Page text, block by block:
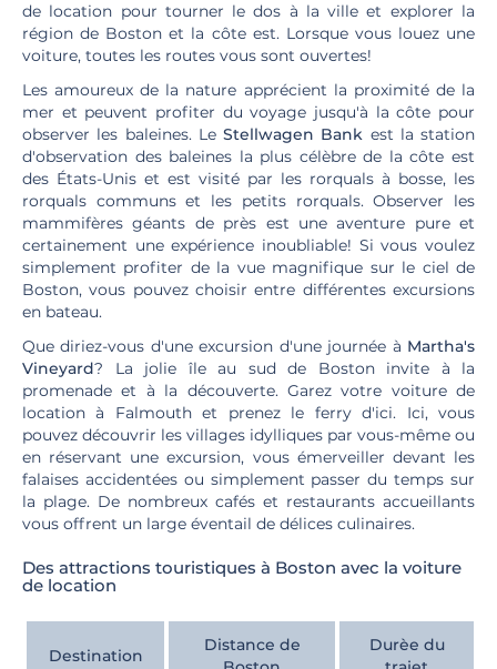
de location pour tourner le dos à la ville et explorer la
région de Boston et la côte est. Lorsque vous louez une
voiture, toutes les routes vous sont ouvertes!
Les amoureux de la nature apprécient la proximité de la
mer et peuvent profiter du voyage jusqu'à la côte pour
observer les baleines. LeStellwagen Bank est la station
d'observation des baleines la plus célèbre de la côte est
des États-Unis et est visité par les rorquals à bosse, les
rorquals communs et les petits rorquals. Observer les
mammifères géants de près est une aventure pure et
certainement une expérience inoubliable! Si vous voulez
simplement profiter de la vue magnifique sur le ciel de
Boston, vous pouvez choisir entre différentes excursions
en bateau.
Que diriez-vous d'une excursion d'une journée à Martha's
Vineyard? La jolie île au sud de Boston invite à la
promenade et à la découverte. Garez votre voiture de
location à Falmouth et prenez le ferry d'ici. Ici, vous
pouvez découvrir les villages idylliques par vous-même ou
en réservant une excursion, vous émerveiller devant les
falaises accidentées ou simplement passer du temps sur
la plage. De nombreux cafés et restaurants accueillants
vous offrent un large éventail de délices culinaires.
Des attractions touristiques à Boston avec la voiture
de location
Destination
Distance de
Durèe du